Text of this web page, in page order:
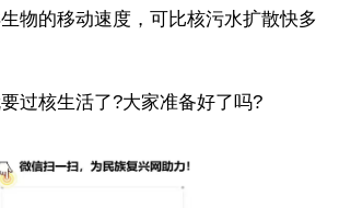
物的移动速度，可比核污水扩散快多
过核生活了?大家准备好了吗?